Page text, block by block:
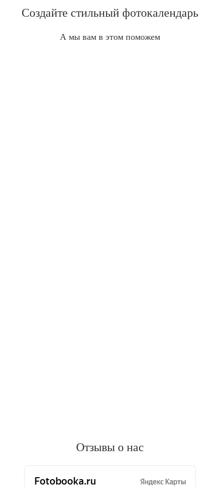
Создайте стильный фотокалендарь
А мы вам в этом поможем
Отзывы о нас